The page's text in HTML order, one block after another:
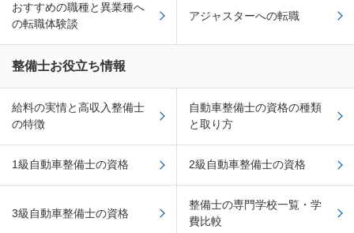
おすすめの職種と異業種へ
の転職体験談
アジャスターへの転職
整備士お役立ち情報
給料の実情と高収入整備士
の特徴
自動車整備士の資格の種類
と取り方
1級自動車整備士の資格 2級自動車整備士の資格
3級自動車整備士の資格
整備士の専門学校一覧・学
費比較